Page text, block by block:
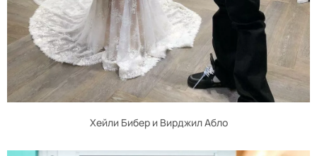
Хейли Бибер и Вирджил Абло